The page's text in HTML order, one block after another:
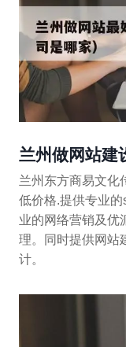
兰州做网站建
兰州东方商易文化
低价格.提供专业
业的网络营销及优
理。同时提供网站
计。